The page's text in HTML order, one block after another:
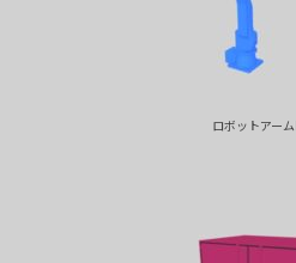
ロボットアー